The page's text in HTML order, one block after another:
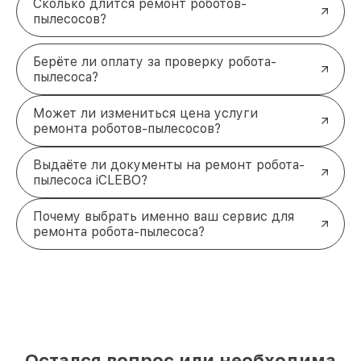
Сколько длится ремонт роботов-
пылесосов?
Берёте ли оплату за проверку робота-
пылесоса?
Может ли измениться цена услуги
ремонта роботов-пылесосов?
Выдаёте ли документы на ремонт робота-
пылесоса iCLEBO?
Почему выбрать именно ваш сервис для
ремонта робота-пылесоса?